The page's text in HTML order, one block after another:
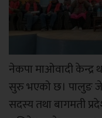
नेकपा माओवादी केन्द्र
सुरु भएको छ। पालुङ
सदस्य तथा बागमती